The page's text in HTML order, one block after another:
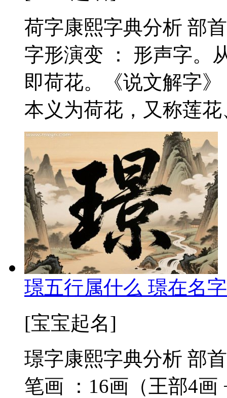
荷字康熙字典分析 部
字形演变 ： 形声字。
即荷花。《说文解字
本义为荷花，又称莲花
璟五行属什么 璟在名
[宝宝起名]
璟字康熙字典分析 部
笔画 ：16画（王部4画